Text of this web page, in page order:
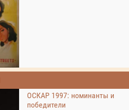
ОСКАР 1997: номинанты и
победители